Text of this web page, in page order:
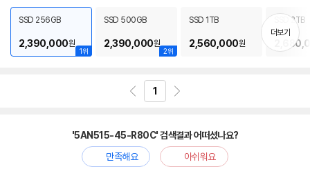
치
기
1위
SSD 256GB
2,390,000원
2위
SSD 500GB
2,390,000원
SSD 1TB
2,560,000원
SSD 2TB
더보기
1
'5AN515-45-R80C' 검색결과 어떠셨나요?
만족해요
아쉬워요